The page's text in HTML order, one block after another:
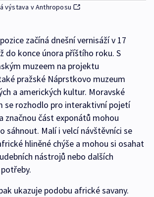
výstava v Anthroposu
začíná dnešní vernisáží v 17
do konce února příštího roku. S
muzeem na projektu
pražské Náprstkovo muzeum
a amerických kultur. Moravské
se rozhodlo pro interaktivní pojetí
značnou část exponátů mohou
sáhnout. Malí i velcí návštěvníci se
hliněné chýše a mohou si osahat
nástrojů nebo dalších
ukazuje podobu africké savany.